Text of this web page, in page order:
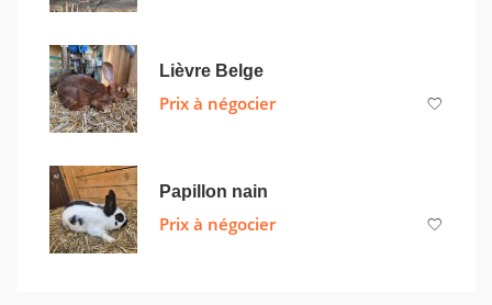
Lièvre Belge
Prix à négocier
Papillon nain
Prix à négocier